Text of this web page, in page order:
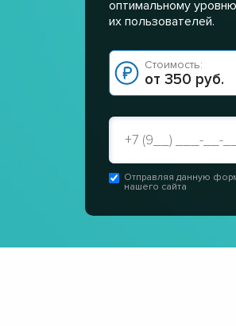
оптимальному
их пользователей.
Стоимость:
от 350 руб.
Отправляя данную
нашего сайта